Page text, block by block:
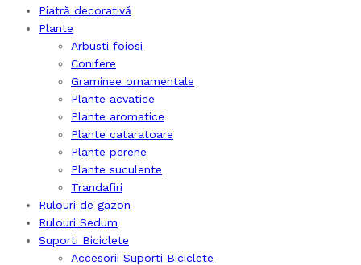
Piatră decorativă
Plante
Arbusti foiosi
Conifere
Graminee ornamentale
Plante acvatice
Plante aromatice
Plante cataratoare
Plante perene
Plante suculente
Trandafiri
Rulouri de gazon
Rulouri Sedum
Suporti Biciclete
Accesorii Suporti Biciclete